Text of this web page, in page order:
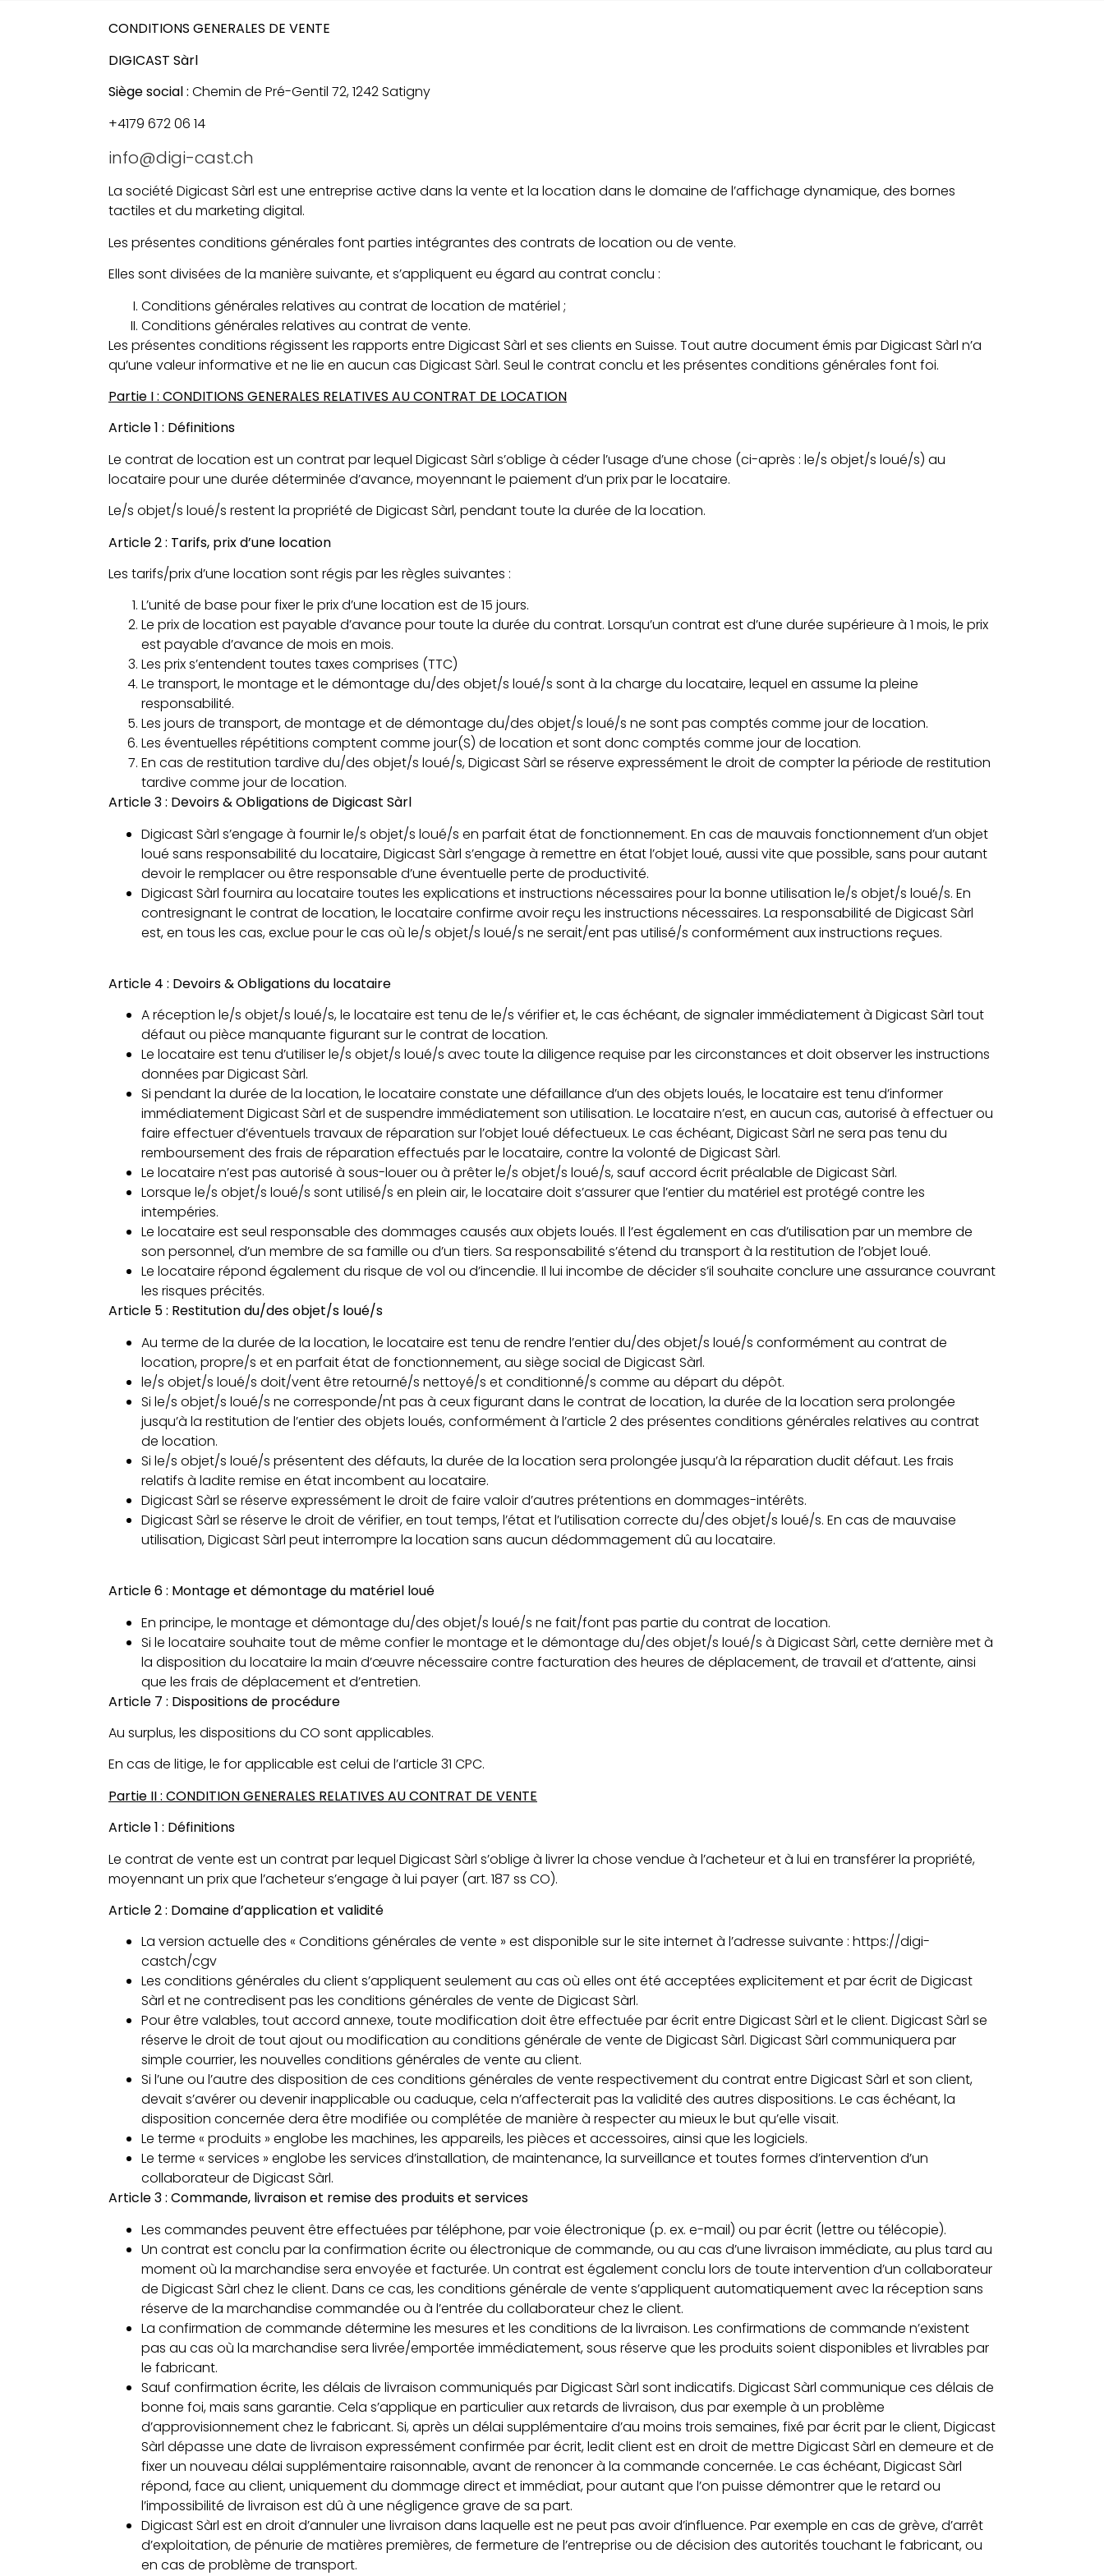
CONDITIONS GENERALES DE VENTE
DIGICAST Sàrl
Siège social : Chemin de Pré-Gentil 72, 1242 Satigny
+4179 672 06 14
info@digi-cast.ch
La société Digicast Sàrl est une entreprise active dans la vente et la location dans le domaine de l’affichage dynamique, des bornes
tactiles et du marketing digital.
Les présentes conditions générales font parties intégrantes des contrats de location ou de vente.
Elles sont divisées de la manière suivante, et s’appliquent eu égard au contrat conclu :
Conditions générales relatives au contrat de location de matériel ;
Conditions générales relatives au contrat de vente.
Les présentes conditions régissent les rapports entre Digicast Sàrl et ses clients en Suisse. Tout autre document émis par Digicast Sàrl n’a
qu’une valeur informative et ne lie en aucun cas Digicast Sàrl. Seul le contrat conclu et les présentes conditions générales font foi.
Partie I : CONDITIONS GENERALES RELATIVES AU CONTRAT DE LOCATION
Article 1 : Définitions
Le contrat de location est un contrat par lequel Digicast Sàrl s’oblige à céder l’usage d’une chose (ci-après : le/s objet/s loué/s) au
locataire pour une durée déterminée d’avance, moyennant le paiement d’un prix par le locataire.
Le/s objet/s loué/s restent la propriété de Digicast Sàrl, pendant toute la durée de la location.
Article 2 : Tarifs, prix d’une location
Les tarifs/prix d’une location sont régis par les règles suivantes :
L’unité de base pour fixer le prix d’une location est de 15 jours.
Le prix de location est payable d’avance pour toute la durée du contrat. Lorsqu’un contrat est d’une durée supérieure à 1 mois, le prix
est payable d’avance de mois en mois.
Les prix s’entendent toutes taxes comprises (TTC)
Le transport, le montage et le démontage du/des objet/s loué/s sont à la charge du locataire, lequel en assume la pleine
responsabilité.
Les jours de transport, de montage et de démontage du/des objet/s loué/s ne sont pas comptés comme jour de location.
Les éventuelles répétitions comptent comme jour(S) de location et sont donc comptés comme jour de location.
En cas de restitution tardive du/des objet/s loué/s, Digicast Sàrl se réserve expressément le droit de compter la période de restitution
tardive comme jour de location.
Article 3 : Devoirs & Obligations de Digicast Sàrl
Digicast Sàrl s’engage à fournir le/s objet/s loué/s en parfait état de fonctionnement. En cas de mauvais fonctionnement d’un objet
loué sans responsabilité du locataire, Digicast Sàrl s’engage à remettre en état l’objet loué, aussi vite que possible, sans pour autant
devoir le remplacer ou être responsable d’une éventuelle perte de productivité.
Digicast Sàrl fournira au locataire toutes les explications et instructions nécessaires pour la bonne utilisation le/s objet/s loué/s. En
contresignant le contrat de location, le locataire confirme avoir reçu les instructions nécessaires. La responsabilité de Digicast Sàrl
est, en tous les cas, exclue pour le cas où le/s objet/s loué/s ne serait/ent pas utilisé/s conformément aux instructions reçues.
Article 4 : Devoirs & Obligations du locataire
A réception le/s objet/s loué/s, le locataire est tenu de le/s vérifier et, le cas échéant, de signaler immédiatement à Digicast Sàrl tout
défaut ou pièce manquante figurant sur le contrat de location.
Le locataire est tenu d’utiliser le/s objet/s loué/s avec toute la diligence requise par les circonstances et doit observer les instructions
données par Digicast Sàrl.
Si pendant la durée de la location, le locataire constate une défaillance d’un des objets loués, le locataire est tenu d’informer
immédiatement Digicast Sàrl et de suspendre immédiatement son utilisation. Le locataire n’est, en aucun cas, autorisé à effectuer ou
faire effectuer d’éventuels travaux de réparation sur l’objet loué défectueux. Le cas échéant, Digicast Sàrl ne sera pas tenu du
remboursement des frais de réparation effectués par le locataire, contre la volonté de Digicast Sàrl.
Le locataire n’est pas autorisé à sous-louer ou à prêter le/s objet/s loué/s, sauf accord écrit préalable de Digicast Sàrl.
Lorsque le/s objet/s loué/s sont utilisé/s en plein air, le locataire doit s’assurer que l’entier du matériel est protégé contre les
intempéries.
Le locataire est seul responsable des dommages causés aux objets loués. Il l’est également en cas d’utilisation par un membre de
son personnel, d’un membre de sa famille ou d’un tiers. Sa responsabilité s’étend du transport à la restitution de l’objet loué.
Le locataire répond également du risque de vol ou d’incendie. Il lui incombe de décider s’il souhaite conclure une assurance couvrant
les risques précités.
Article 5 : Restitution du/des objet/s loué/s
Au terme de la durée de la location, le locataire est tenu de rendre l’entier du/des objet/s loué/s conformément au contrat de
location, propre/s et en parfait état de fonctionnement, au siège social de Digicast Sàrl.
le/s objet/s loué/s doit/vent être retourné/s nettoyé/s et conditionné/s comme au départ du dépôt.
Si le/s objet/s loué/s ne corresponde/nt pas à ceux figurant dans le contrat de location, la durée de la location sera prolongée
jusqu’à la restitution de l’entier des objets loués, conformément à l’article 2 des présentes conditions générales relatives au contrat
de location.
Si le/s objet/s loué/s présentent des défauts, la durée de la location sera prolongée jusqu’à la réparation dudit défaut. Les frais
relatifs à ladite remise en état incombent au locataire.
Digicast Sàrl se réserve expressément le droit de faire valoir d’autres prétentions en dommages-intérêts.
Digicast Sàrl se réserve le droit de vérifier, en tout temps, l’état et l’utilisation correcte du/des objet/s loué/s. En cas de mauvaise
utilisation, Digicast Sàrl peut interrompre la location sans aucun dédommagement dû au locataire.
Article 6 : Montage et démontage du matériel loué
En principe, le montage et démontage du/des objet/s loué/s ne fait/font pas partie du contrat de location.
Si le locataire souhaite tout de même confier le montage et le démontage du/des objet/s loué/s à Digicast Sàrl, cette dernière met à
la disposition du locataire la main d’œuvre nécessaire contre facturation des heures de déplacement, de travail et d’attente, ainsi
que les frais de déplacement et d’entretien.
Article 7 : Dispositions de procédure
Au surplus, les dispositions du CO sont applicables.
En cas de litige, le for applicable est celui de l’article 31 CPC.
Partie II : CONDITION GENERALES RELATIVES AU CONTRAT DE VENTE
Article 1 : Définitions
Le contrat de vente est un contrat par lequel Digicast Sàrl s’oblige à livrer la chose vendue à l’acheteur et à lui en transférer la propriété,
moyennant un prix que l’acheteur s’engage à lui payer (art. 187 ss CO).
Article 2 : Domaine d’application et validité
La version actuelle des « Conditions générales de vente » est disponible sur le site internet à l’adresse suivante : https://digi-
castch/cgv
Les conditions générales du client s’appliquent seulement au cas où elles ont été acceptées explicitement et par écrit de Digicast
Sàrl et ne contredisent pas les conditions générales de vente de Digicast Sàrl.
Pour être valables, tout accord annexe, toute modification doit être effectuée par écrit entre Digicast Sàrl et le client. Digicast Sàrl se
réserve le droit de tout ajout ou modification au conditions générale de vente de Digicast Sàrl. Digicast Sàrl communiquera par
simple courrier, les nouvelles conditions générales de vente au client.
Si l’une ou l’autre des disposition de ces conditions générales de vente respectivement du contrat entre Digicast Sàrl et son client,
devait s’avérer ou devenir inapplicable ou caduque, cela n’affecterait pas la validité des autres dispositions. Le cas échéant, la
disposition concernée dera être modifiée ou complétée de manière à respecter au mieux le but qu’elle visait.
Le terme « produits » englobe les machines, les appareils, les pièces et accessoires, ainsi que les logiciels.
Le terme « services » englobe les services d’installation, de maintenance, la surveillance et toutes formes d’intervention d’un
collaborateur de Digicast Sàrl.
Article 3 : Commande, livraison et remise des produits et services
Les commandes peuvent être effectuées par téléphone, par voie électronique (p. ex. e-mail) ou par écrit (lettre ou télécopie).
Un contrat est conclu par la confirmation écrite ou électronique de commande, ou au cas d’une livraison immédiate, au plus tard au
moment où la marchandise sera envoyée et facturée. Un contrat est également conclu lors de toute intervention d’un collaborateur
de Digicast Sàrl chez le client. Dans ce cas, les conditions générale de vente s’appliquent automatiquement avec la réception sans
réserve de la marchandise commandée ou à l’entrée du collaborateur chez le client.
La confirmation de commande détermine les mesures et les conditions de la livraison. Les confirmations de commande n’existent
pas au cas où la marchandise sera livrée/emportée immédiatement, sous réserve que les produits soient disponibles et livrables par
le fabricant.
Sauf confirmation écrite, les délais de livraison communiqués par Digicast Sàrl sont indicatifs. Digicast Sàrl communique ces délais de
bonne foi, mais sans garantie. Cela s’applique en particulier aux retards de livraison, dus par exemple à un problème
d’approvisionnement chez le fabricant. Si, après un délai supplémentaire d’au moins trois semaines, fixé par écrit par le client, Digicast
Sàrl dépasse une date de livraison expressément confirmée par écrit, ledit client est en droit de mettre Digicast Sàrl en demeure et de
fixer un nouveau délai supplémentaire raisonnable, avant de renoncer à la commande concernée. Le cas échéant, Digicast Sàrl
répond, face au client, uniquement du dommage direct et immédiat, pour autant que l’on puisse démontrer que le retard ou
l’impossibilité de livraison est dû à une négligence grave de sa part.
Digicast Sàrl est en droit d’annuler une livraison dans laquelle est ne peut pas avoir d’influence. Par exemple en cas de grève, d’arrêt
d’exploitation, de pénurie de matières premières, de fermeture de l’entreprise ou de décision des autorités touchant le fabricant, ou
en cas de problème de transport.